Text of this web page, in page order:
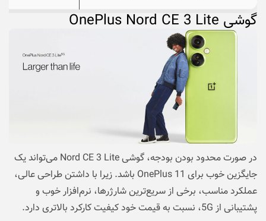
گوشی OnePlus Nord CE 3 Lite
در صورت محدود بودن بودجه، گوشی Nord CE 3 Lite می‌تواند یک
جایگزین خوب برای OnePlus 11 باشد. زیرا با داشتن طراحی عالی،
عملکرد مناسب، برخی از سریع‌ترین شارژرها، نرم‌افزار خوب و
پشتیبانی از 5G، نسبت به قیمت خود کیفیت کارکرد بالاتری دارد.